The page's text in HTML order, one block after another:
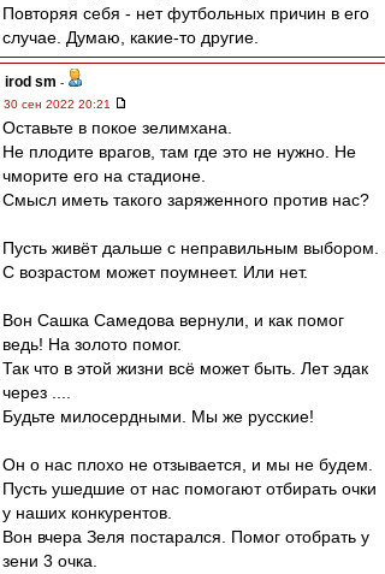
Повторяя себя - нет футбольных причин в его
случае. Думаю, какие-то другие.
irod sm -
30 сен 2022 20:21
Оставьте в покое зелимхана.
Не плодите врагов, там где это не нужно. Не
чморите его на стадионе.
Смысл иметь такого заряженного против нас?
Пусть живёт дальше с неправильным выбором.
С возрастом может поумнеет. Или нет.
Вон Сашка Самедова вернули, и как помог
ведь! На золото помог.
Так что в этой жизни всё может быть. Лет эдак
через ....
Будьте милосердными. Мы же русские!
Он о нас плохо не отзывается, и мы не будем.
Пусть ушедшие от нас помогают отбирать очки
у наших конкурентов.
Вон вчера Зеля постарался. Помог отобрать у
зени 3 очка.